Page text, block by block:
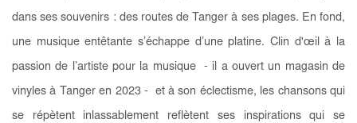
dans ses souvenirs : des routes de Tanger à ses plages. En fond,
une musique entêtante s’échappe d’une platine. Clin d'œil à la
passion de l’artiste pour la musique - il a ouvert un magasin de
vinyles à Tanger en 2023 - et à son éclectisme, les chansons qui
se répètent inlassablement reflètent ses inspirations qui se